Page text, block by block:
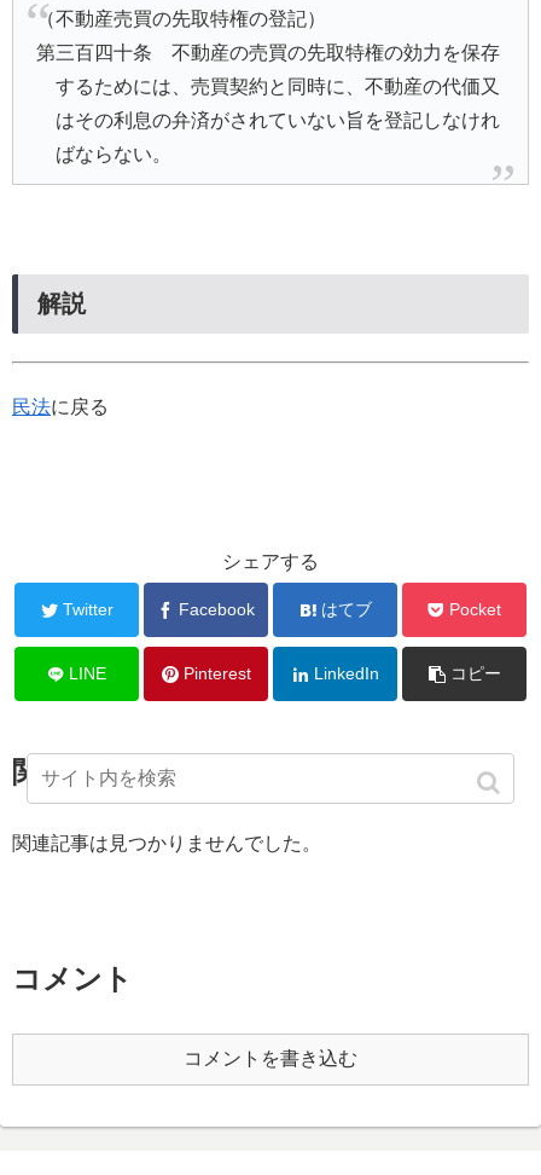
（不動産売買の先取特権の登記）
第三百四十条 不動産の売買の先取特権の効力を保存
するためには、売買契約と同時に、不動産の代価又
はその利息の弁済がされていない旨を登記しなけれ
ばならない。
解説
民法に戻る
シェアする
Twitter Facebook はてブ Pocket
LINE Pinterest LinkedIn コピー
関連記事
関連記事は見つかりませんでした。
コメント
コメントを書き込む